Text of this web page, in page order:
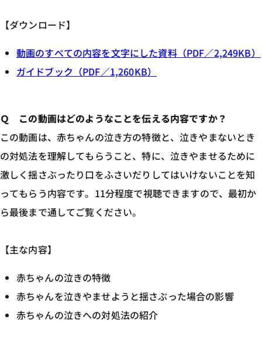
【ダウンロード】
動画のすべての内容を文字にした資料（PDF／2,249KB）
ガイドブック（PDF／1,260KB）
Ｑ この動画はどのようなことを伝える内容ですか？
この動画は、赤ちゃんの泣き方の特徴と、泣きやまないとき
の対処法を理解してもらうこと、特に、泣きやませるために
激しく揺さぶったり口をふさいだりしてはいけないことを知
ってもらう内容です。11分程度で視聴できますので、最初か
ら最後まで通してご覧ください。
【主な内容】
赤ちゃんの泣きの特徴
赤ちゃんを泣きやませようと揺さぶった場合の影響
赤ちゃんの泣きへの対処法の紹介